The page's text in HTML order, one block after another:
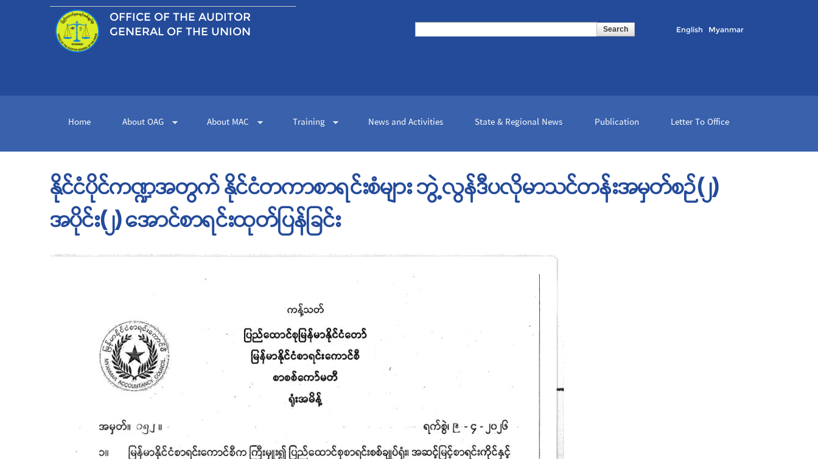
OFFICE OF THE AUDITOR
GENERAL OF THE UNION
Search form English Myanmar
Home About OAG About MAC Training News and Activities State & Regional News Publication Letter To Office
နိုင်ငံပိုင်ကဏ္ဍအတွက် နိုင်ငံတကာစာရင်းစံများ ဘွဲ့လွန်ဒီပလိုမာသင်တန်းအမှတ်စဉ်(၂)
အပိုင်း(၂) အောင်စာရင်းထုတ်ပြန်ခြင်း